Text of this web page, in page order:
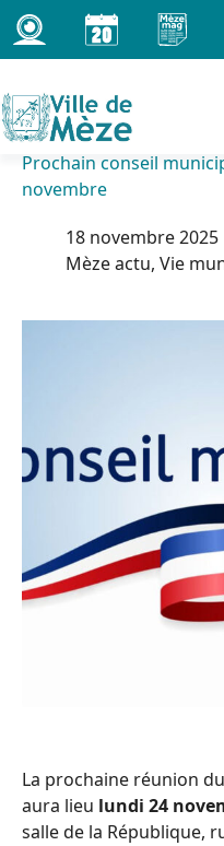
Passer
au
contenu
Prochain conseil
novembre
18 novembre 2025
Mèze actu, Vie
La prochaine réunion
aura lieu lundi 24
salle de la République,